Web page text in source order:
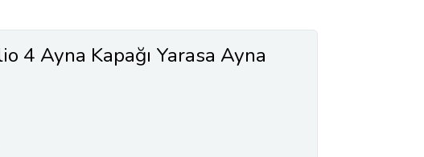
4 Ayna Kapağı Yarasa Ayna